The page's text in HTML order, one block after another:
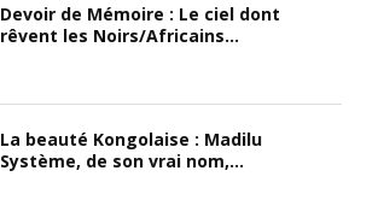
Devoir de Mémoire : Le ciel dont
rêvent les Noirs/Africains...
La beauté Kongolaise : Madilu
Système, de son vrai nom,...